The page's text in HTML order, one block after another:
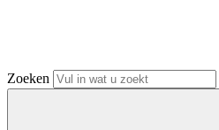
Zoeken